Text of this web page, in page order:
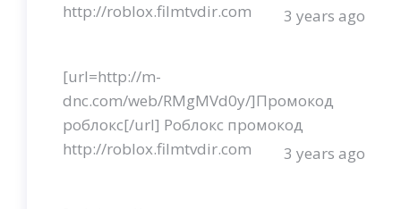
http://roblox.filmtvdir.com
3 years ago
[url=http://m-
dnc.com/web/RMgMVd0y/]Промокод
роблокс[/url] Роблокс промокод
http://roblox.filmtvdir.com
3 years ago